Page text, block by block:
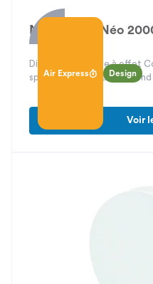
Air Express Design
Néo 2000 / Néo
Diffuseur circulaire à effet
spécial dalle de faux plafond
Voir